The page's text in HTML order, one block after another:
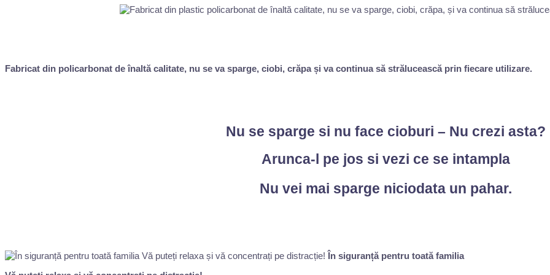
Fabricat din policarbonat de înaltă calitate, nu se va sparge, ciobi, crăpași va continua să strălucească prin fiecare utilizare.
Nu se sparge si nu face cioburi – Nu crezi asta?
Arunca-l pe jos si vezi ce se intampla
Nu vei mai sparge niciodata un pahar.
În siguranță pentru toată familia